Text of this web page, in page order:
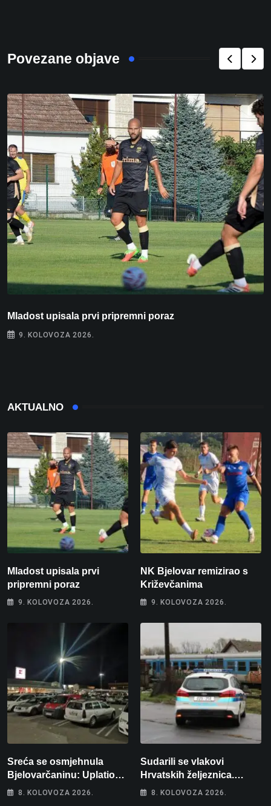
Povezane objave
Mladost upisala prvi pripremni poraz
9. KOLOVOZA 2026.
AKTUALNO
Mladost upisala prvi
pripremni poraz
9. KOLOVOZA 2026.
NK Bjelovar remizirao s
Križevčanima
9. KOLOVOZA 2026.
Sreća se osmjehnula
Bjelovarčaninu: Uplatio
samo 4 eura, a osvojio
8. KOLOVOZA 2026.
Sudarili se vlakovi
Hrvatskih željeznica.
Šestero osoba teško
8. KOLOVOZA 2026.